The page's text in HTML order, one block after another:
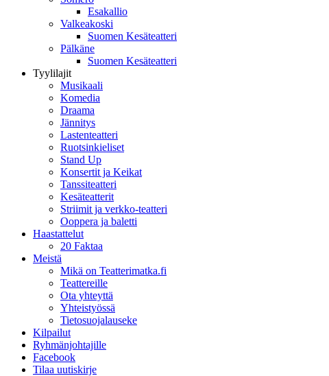
Esakallio
Valkeakoski
Suomen Kesäteatteri
Pälkäne
Suomen Kesäteatteri
Tyylilajit
Musikaali
Komedia
Draama
Jännitys
Lastenteatteri
Ruotsinkieliset
Stand Up
Konsertit ja Keikat
Tanssiteatteri
Kesäteatterit
Striimit ja verkko-teatteri
Ooppera ja baletti
Haastattelut
20 Faktaa
Meistä
Mikä on Teatterimatka.fi
Teattereille
Ota yhteyttä
Yhteistyössä
Tietosuojalauseke
Kilpailut
Ryhmänjohtajille
Facebook
Tilaa uutiskirje